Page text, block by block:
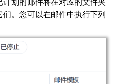
。您可以在邮件中执行下列